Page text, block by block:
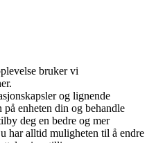
bruker vi
og lignende
enheten din og behandle
deg en bedre og mer
har alltid muligheten til å endre